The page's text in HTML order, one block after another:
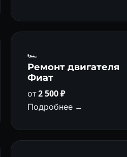
🏎
Ремонт двигателя
Фиат
от2 500 ₽
Подробнее →